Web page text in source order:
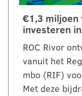
€1,3 miljoen
investeren
ROC Rivor
vanuit het
mbo (RIF)
Met deze